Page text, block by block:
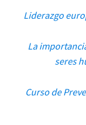
Liderazgo
La
seres
Curso de